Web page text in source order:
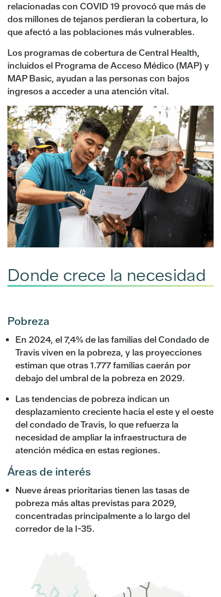
relacionadas con COVID 19 provocó que más de
dos millones de tejanos perdieran la cobertura, lo
que afectó a las poblaciones más vulnerables.
Los programas de cobertura de Central Health,
incluidos el Programa de Acceso Médico (MAP) y
MAP Basic, ayudan a las personas con bajos
ingresos a acceder a una atención vital.
Donde crece la necesidad
Pobreza
En 2024, el 7,4% de las familias del Condado de
Travis viven en la pobreza, y las proyecciones
estiman que otras 1.777 familias caerán por
debajo del umbral de la pobreza en 2029.
Las tendencias de pobreza indican un
desplazamiento creciente hacia el este y el oeste
del condado de Travis, lo que refuerza la
necesidad de ampliar la infraestructura de
atención médica en estas regiones.
Áreas de interés
Nueve áreas prioritarias tienen las tasas de
pobreza más altas previstas para 2029,
concentradas principalmente a lo largo del
corredor de la I-35.